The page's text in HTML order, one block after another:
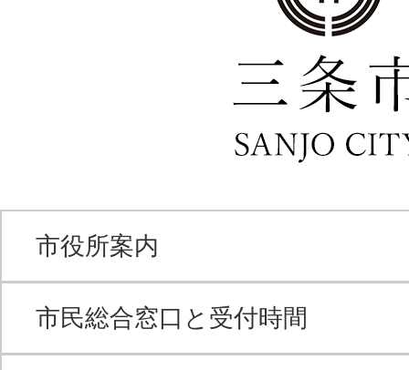
市役所案内
市民総合窓口と受付時間